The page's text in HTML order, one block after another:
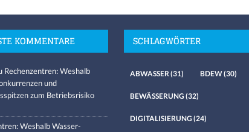
KOMMENTARE
Rechenzentren: Weshalb
und
zum Betriebsrisiko
Weshalb Wasser-
SCHLAGWÖRTER
ABWASSER (31) BDEW(30)
BEWÄSSERUNG (32)
DIGITALISIERUNG (24)